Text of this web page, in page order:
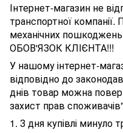
Інтернет-магазин не
транспортної компанії.
механічних
ОБОВ'ЯЗОК КЛІЄНТА!!!
У нашому інтернет-
відповідно до
днів товар можна
захист прав
1. З дня купівлі минуло